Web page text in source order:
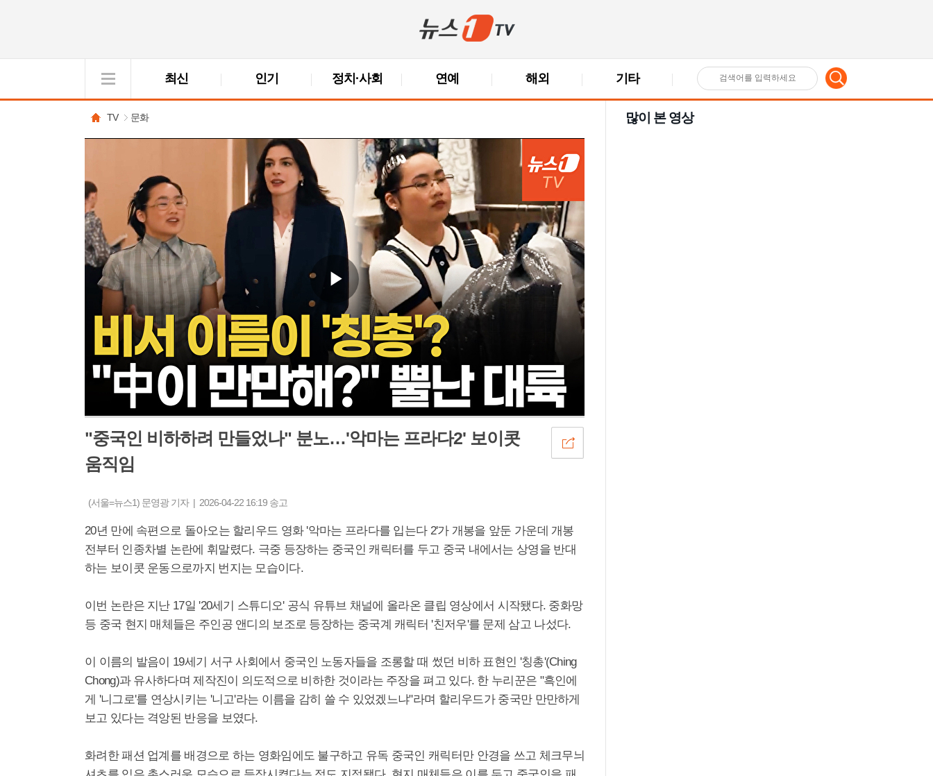
최신 인기 정치·사회 연예 해외 기타 검
TV 문화
"중국인 비하하려 만들었나" 분노…'악마는 프라다2' 보이콧
움직임
(서울=뉴스1) 문영광 기자 | 2026-04-22 16:19 송고
20년 만에 속편으로 돌아오는 할리우드 영화 '악마는 프라다를 입는다 2'가 개봉을 앞둔 가운데 개봉
전부터 인종차별 논란에 휘말렸다. 극중 등장하는 중국인 캐릭터를 두고 중국 내에서는 상영을 반대
하는 보이콧 운동으로까지 번지는 모습이다.
이번 논란은 지난 17일 '20세기 스튜디오' 공식 유튜브 채널에 올라온 클립 영상에서 시작됐다. 중화망
등 중국 현지 매체들은 주인공 앤디의 보조로 등장하는 중국계 캐릭터 '친저우'를 문제 삼고 나섰다.
이 이름의 발음이 19세기 서구 사회에서 중국인 노동자들을 조롱할 때 썼던 비하 표현인 '칭총'(Ching
Chong)과 유사하다며 제작진이 의도적으로 비하한 것이라는 주장을 펴고 있다. 한 누리꾼은 "흑인에
게 '니그로'를 연상시키는 '니고'라는 이름을 감히 쓸 수 있었겠느냐"라며 할리우드가 중국만 만만하게
보고 있다는 격앙된 반응을 보였다.
화려한 패션 업계를 배경으로 하는 영화임에도 불구하고 유독 중국인 캐릭터만 안경을 쓰고 체크무늬
많이 본 영상